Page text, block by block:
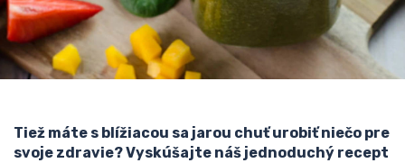
Tiež máte s blížiacou sa jarou chuť urobiť niečo pre
svoje zdravie? Vyskúšajte náš jednoduchý recept